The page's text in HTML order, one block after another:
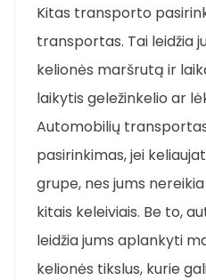
Kitas transporto
transportas. Tai leidžia
kelionės maršrutą ir
laikytis geležinkelio ar
Automobilių
pasirinkimas, jei
grupe, nes jums
kitais keleiviais. Be to,
leidžia jums aplankyti
kelionės tikslus, kurie